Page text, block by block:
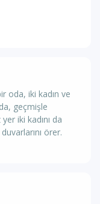
oda, iki kadın ve
geçmişle
yer iki kadını da
örer.